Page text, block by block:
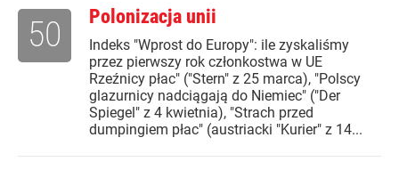
Polonizacja unii
Indeks "Wprost do Europy": ile zyskaliśmy
przez pierwszy rok członkostwa w UE
Rzeźnicy płac" ("Stern" z 25 marca), "Polscy
glazurnicy nadciągają do Niemiec" ("Der
Spiegel" z 4 kwietnia), "Strach przed
dumpingiem płac" (austriacki "Kurier" z 14...
50